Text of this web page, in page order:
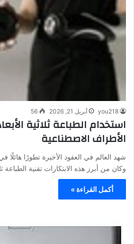
you218 أبريل 21, 2026 56
استخدام الطباعة ثلاثية
الأطراف الاصطناعية
شهد العالم في العقود الأخيرة تطورًا هائلًا
وكان من أبرز هذه الابتكارات تقنية الطباعة
أكمل القراءة »